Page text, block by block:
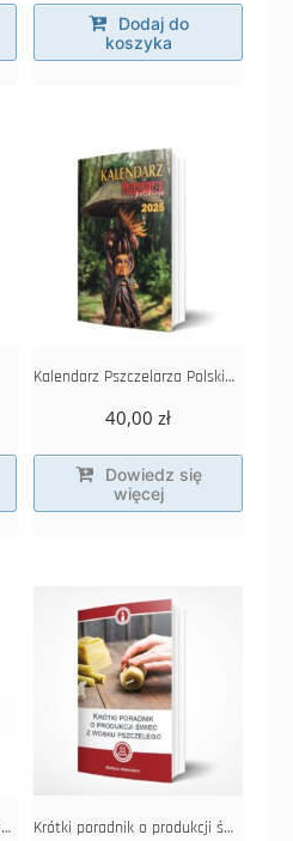
Dodaj do
koszyka
Kalendarz Pszczelarza Polskiego 2025
40,00zł
Dowiedz się
więcej
Jak zintegrowanymi metodami walczyć z warrozą Krótki poradnik o produkcji świec